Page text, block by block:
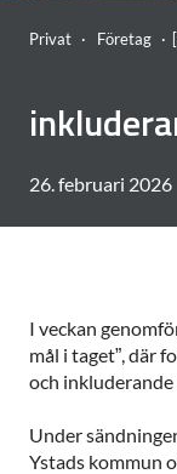
Privat Företag
26. februari 2026
I veckan
mål i taget”, där
och inkluderande
Under
Ystads kommun